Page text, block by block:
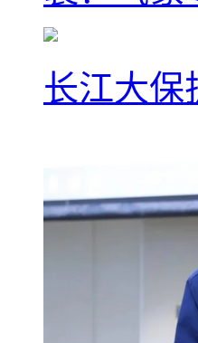
长江大保